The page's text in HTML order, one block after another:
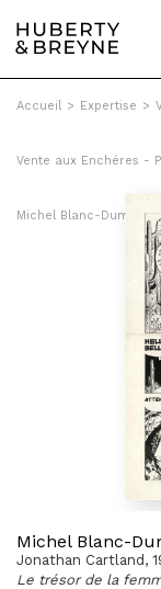
Accueil > Expertise >
Vente aux Enchéres -
Michel Blanc-Dumont
Michel Blanc-
Jonathan Cartland,
Le trésor de la